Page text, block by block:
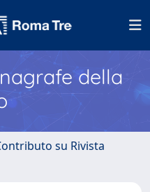
della
su Rivista